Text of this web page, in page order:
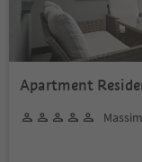
Apartment